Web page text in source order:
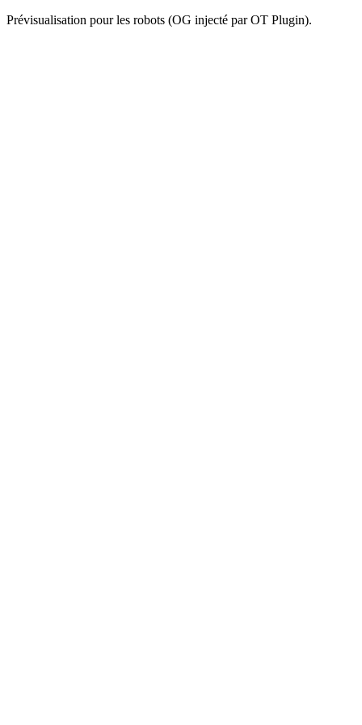
Prévisualisation pour les robots (OG injecté par OT Plugin).